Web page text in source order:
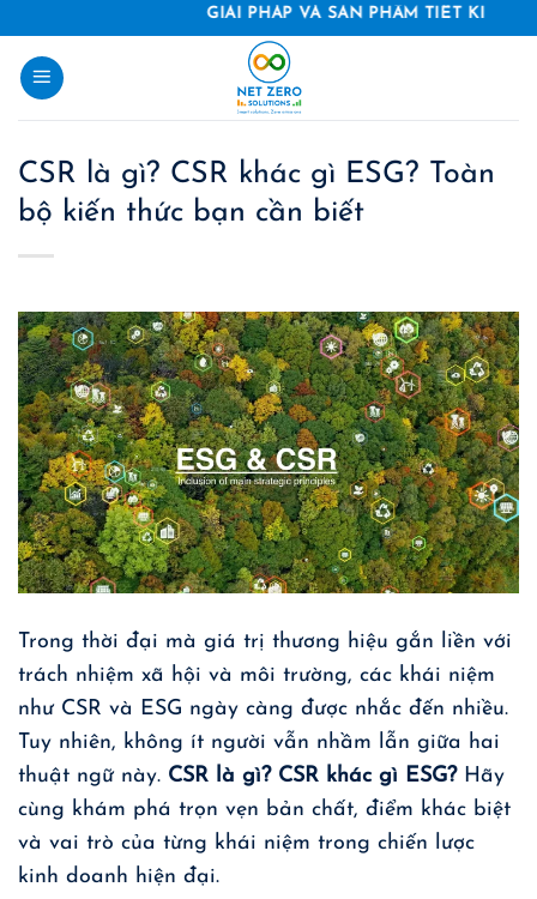
content
GIẢI PHÁP VÀ SẢN PHẨM TIẾT KIỆM NĂNG
CSR là gì? CSR khác gì ESG? Toàn
bộ kiến thức bạn cần biết
Trong thời đại mà giá trị thương hiệu gắn liền với
trách nhiệm xã hội và môi trường, các khái niệm
như CSR và ESG ngày càng được nhắc đến nhiều.
Tuy nhiên, không ít người vẫn nhầm lẫn giữa hai
thuật ngữ này. CSR là gì? CSR khác gì ESG?Hãy
cùng khám phá trọn vẹn bản chất, điểm khác biệt
và vai trò của từng khái niệm trong chiến lược
kinh doanh hiện đại.